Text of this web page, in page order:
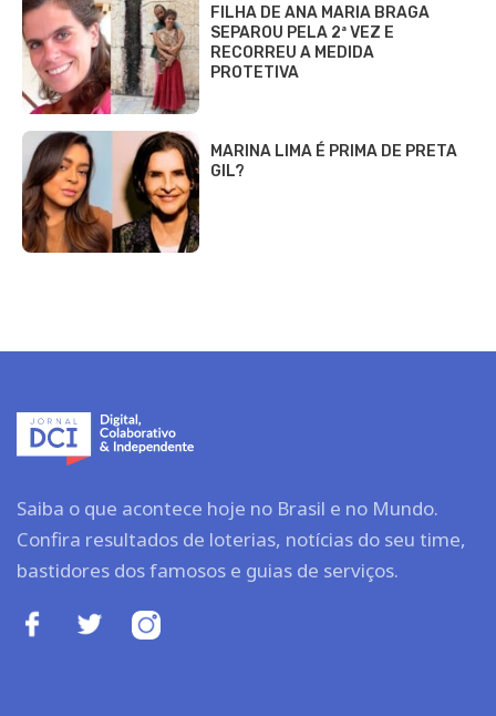
FILHA DE ANA MARIA BRAGA
SEPAROU PELA 2ª VEZ E
RECORREU A MEDIDA
PROTETIVA
MARINA LIMA É PRIMA DE PRETA
GIL?
Saiba o que acontece hoje no Brasil e no Mundo.
Confira resultados de loterias, notícias do seu time,
bastidores dos famosos e guias de serviços.